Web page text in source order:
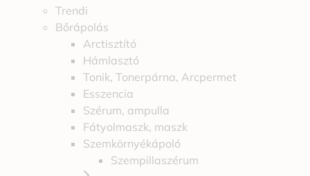
Trendi
Bőrápolás
Arctisztító
Hámlasztó
Tonik, Tonerpárna, Arcpermet
Esszencia
Szérum, ampulla
Fátyolmaszk, maszk
Szemkörnyékápoló
Szempillaszérum